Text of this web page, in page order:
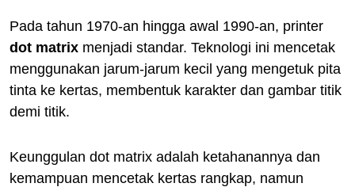
Pada tahun 1970-an hingga awal 1990-an, printer
dot matrix menjadi standar. Teknologi ini mencetak
menggunakan jarum-jarum kecil yang mengetuk pita
tinta ke kertas, membentuk karakter dan gambar titik
demi titik.
Keunggulan dot matrix adalah ketahanannya dan
kemampuan mencetak kertas rangkap, namun